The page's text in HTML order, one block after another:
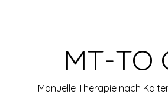
MT-TO
Manuelle Therapie nach